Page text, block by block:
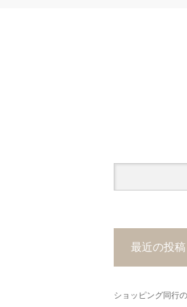
最近の投稿
ショッピング同行